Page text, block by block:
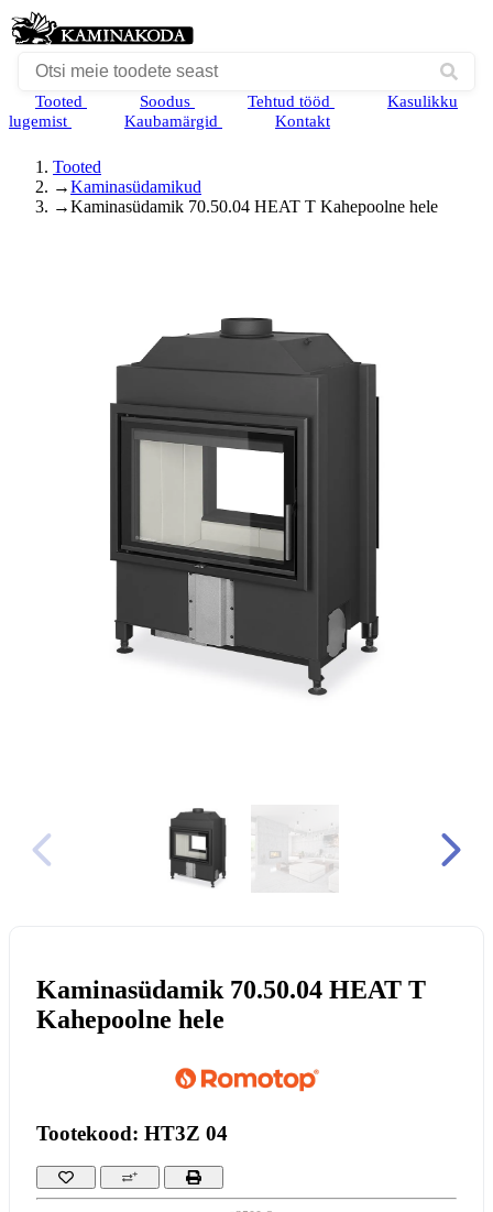
Tooted Soodus Tehtud tööd
Kasulikku
lugemist
Kaubamärgid Kontakt
Tooted
→Kaminasüdamikud
→Kaminasüdamik 70.50.04 HEAT T Kahepoolne hele
Kaminasüdamik 70.50.04 HEAT T
Kahepoolne hele
Tootekood: HT3Z 04